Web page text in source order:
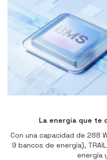
La energía que te
Con una capacidad de 288
9 bancos de energía),
energía